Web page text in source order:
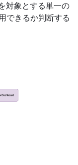
対象とする単一の
できるか判断する